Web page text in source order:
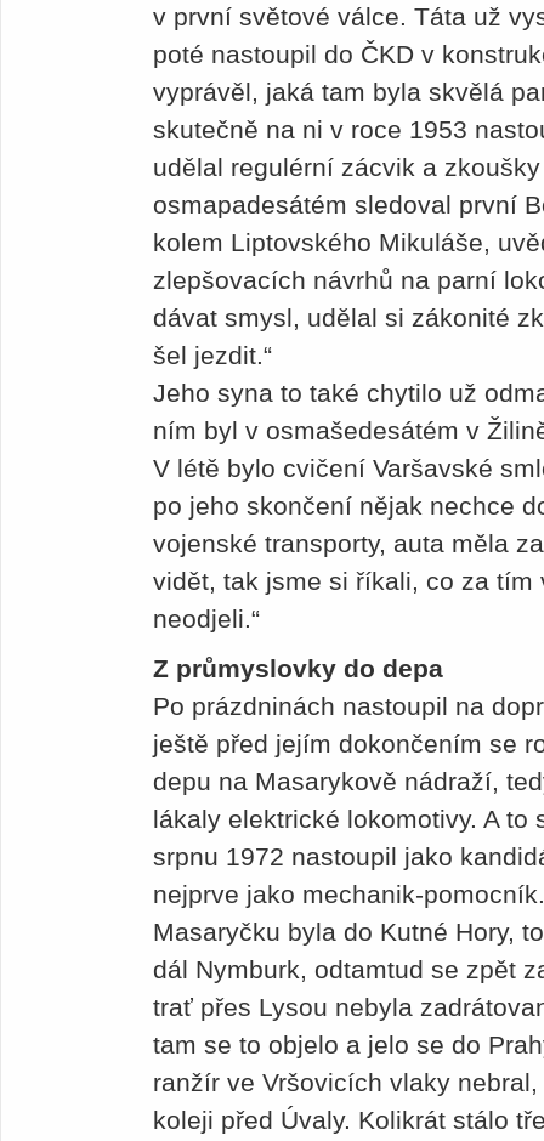
v první světové válce. Táta už
poté nastoupil do ČKD v
vyprávěl, jaká tam byla skvělá
skutečně na ni v roce 1953
udělal regulérní zácvik a
osmapadesátém sledoval první
kolem Liptovského Mikuláše,
zlepšovacích návrhů na parní
dávat smysl, udělal si zákonité
šel jezdit.“
Jeho syna to také chytilo už
ním byl v osmašedesátém v
V létě bylo cvičení Varšavské
po jeho skončení nějak nechce
vojenské transporty, auta měla
vidět, tak jsme si říkali, co za tím
neodjeli.“
Z průmyslovky do depa
Po prázdninách nastoupil na
ještě před jejím dokončením se
depu na Masarykově nádraží,
lákaly elektrické lokomotivy. A to
srpnu 1972 nastoupil jako
nejprve jako mechanik-
Masaryčku byla do Kutné Hory,
dál Nymburk, odtamtud se zpět
trať přes Lysou nebyla
tam se to objelo a jelo se do
ranžír ve Vršovicích vlaky
koleji před Úvaly. Kolikrát stálo